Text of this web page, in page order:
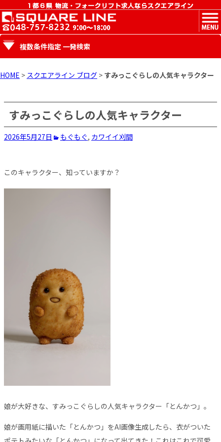
MENU
複数条件指定 一発検索
HOME > スクエアライン ブログ > すみっこぐらしの人気キャラクター
すみっこぐらしの人気キャラクター
2026年5月27日 もぐもぐ, カワイイ刈間
このキャラクター、知っていますか？
娘が大好きな、すみっこぐらしの人気キャラクター「とんかつ」。
娘が画用紙に描いた「とんかつ」をAI画像生成したら、衣がついた